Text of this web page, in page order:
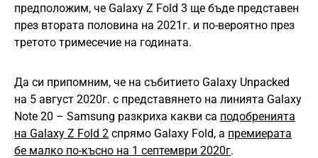
предположим, че Galaxy Z Fold 3 ще бъде представен
през втората половина на 2021г. и по-вероятно през
третото тримесечие на годината.
Да си припомним, че на събитието Galaxy Unpacked
на 5 август 2020г. с представянето на линията Galaxy
Note 20 – Samsung разкриха какви са подобренията
на Galaxy Z Fold 2 спрямо Galaxy Fold, а премиерата
бе малко по-късно на 1 септември 2020г.